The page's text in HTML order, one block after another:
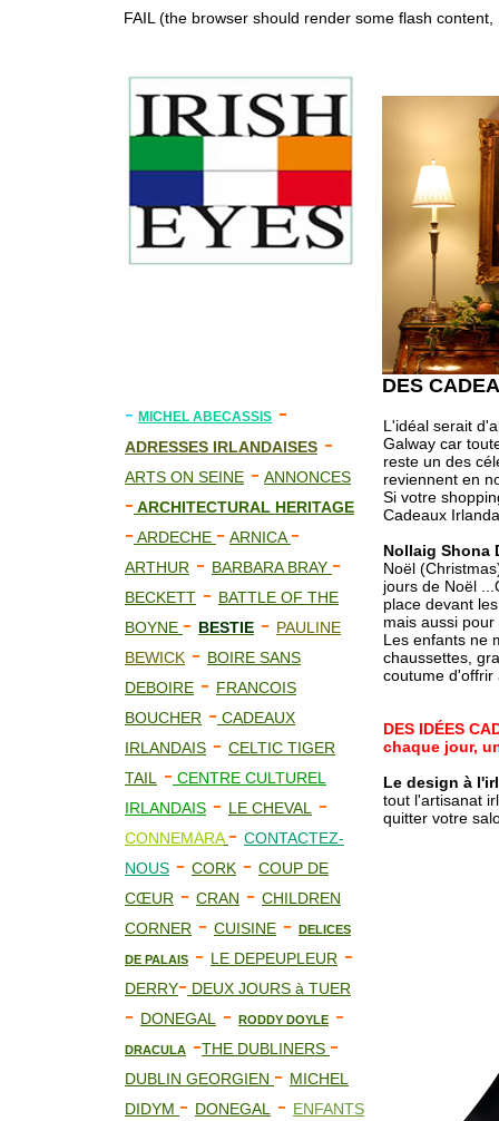
FAIL (the browser should render some flash content,
- MICHEL ABECASSIS -
ADRESSES IRLANDAISES -
ARTS ON SEINE - ANNONCES
-ARCHITECTURAL HERITAGE
-ARDECHE - ARNICA-
ARTHUR - BARBARA BRAY -
BECKETT - BATTLE OF THE
BOYNE - BESTIE - PAULINE
BEWICK - BOIRE SANS
DEBOIRE - FRANCOIS
BOUCHER - CADEAUX
IRLANDAIS - CELTIC TIGER
TAIL
- CENTRE CULTUREL
IRLANDAIS - LE CHEVAL -
CONNEMARA - CONTACTEZ-
NOUS - CORK - COUP DE
CŒUR - CRAN - CHILDREN
CORNER - CUISINE - DELICES
DE PALAIS - LE DEPEUPLEUR -
DERRY- DEUX JOURS à TUER
- DONEGAL - RODDY DOYLE -
DRACULA -THE DUBLINERS -
DUBLIN GEORGIEN - MICHEL
DIDYM - DONEGAL - ENFANTS
DES
L'idéal serait
Galway car
reste un des
reviennent en
Si votre
Cadeaux
Nollaig Shona
Noël
jours de Noël
place devant
mais aussi pour
Les enfants ne
chaussettes,
coutume d'offrir
DES IDÉES
chaque jour,
Le design à
tout l'artisanat
quitter votre